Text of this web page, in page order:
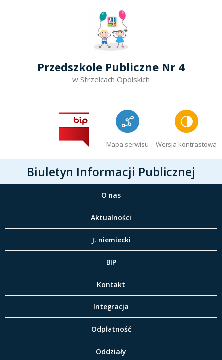
Przedszkole Publiczne Nr 4
w Strzelcach Opolskich
Mapa serwisu Wersja kontrastowa
Biuletyn Informacji Publicznej
O nas
Aktualności
J. niemiecki
BIP
Kontakt
Integracja
Odpłatność
Oddziały